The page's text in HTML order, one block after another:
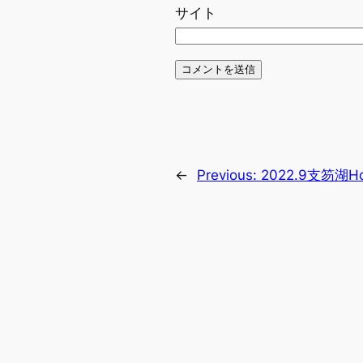
サイト
← Previous: 2022.9支笏湖